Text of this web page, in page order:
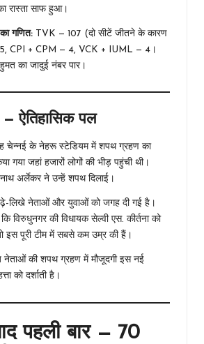
रास्ता साफ हुआ।
गणित: TVK — 107 (दो सीटें जीतने के कारण
5, CPI + CPM — 4, VCK + IUML — 4।
का जादुई नंबर पार।
ऐतिहासिक पल
चेन्नई के नेहरू स्टेडियम में शपथ ग्रहण का
गया जहां हजारों लोगों की भीड़ पहुंची थी।
अर्लेकर ने उन्हें शपथ दिलाई।
लिखे नेताओं और युवाओं को जगह दी गई है।
विरुधुनगर की विधायक सेल्वी एस. कीर्तना को
इस पूरी टीम में सबसे कम उम्र की हैं।
नेताओं की शपथ ग्रहण में मौजूदगी इस नई
को दर्शाती है।
पहली बार — 70